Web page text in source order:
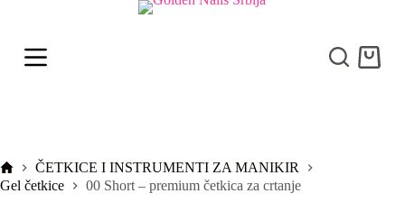
p
e
n
PočetnaČETKICE I INSTRUMENTI ZA MANIKIR
Gel četkice
00 Short – premium četkica za crtanje